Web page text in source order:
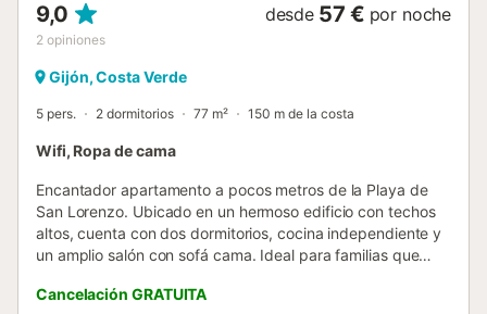
9,0
2 opiniones
desde 57 € por noche
Gijón, Costa Verde
5 pers. 2 dormitorios 77 m² 150 m de la costa
Wifi, Ropa de cama
Encantador apartamento a pocos metros de la Playa de
San Lorenzo. Ubicado en un hermoso edificio con techos
altos, cuenta con dos dormitorios, cocina independiente y
un amplio salón con sofá cama. Ideal para familias que
dispone de ascensor....
Cancelación GRATUITA